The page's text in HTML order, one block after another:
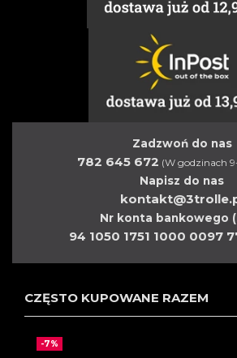
Zadzwoń do nas
782 645 672 (W godzinach
Napisz do nas
Nr konta bankowego
94 1050 1751 1000 0097
CZĘSTO KUPOWANE RAZEM
-7%